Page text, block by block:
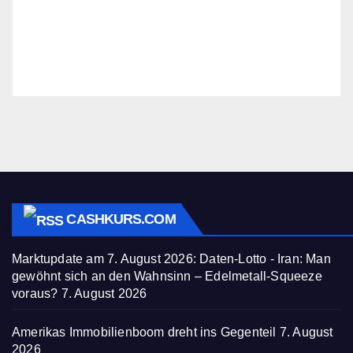
CASHKURS.COM
Marktupdate am 7. August 2026: Daten-Lotto - Iran: Man
gewöhnt sich an den Wahnsinn – Edelmetall-Squeeze
voraus? 7. August 2026
Amerikas Immobilienboom dreht ins Gegenteil 7. August
2026